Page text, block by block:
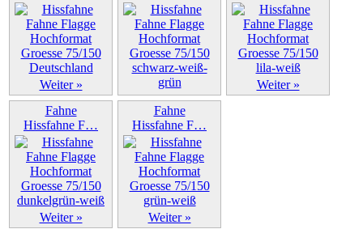
Weiter »
Weiter »
Weiter »
Fahne
Hissfahne F…
Weiter »
Fahne
Hissfahne F…
Weiter »